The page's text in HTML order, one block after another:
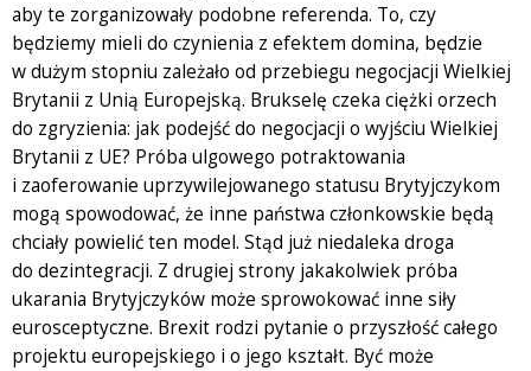
aby te zorganizowały podobne referenda. To, czy
będziemy mieli do czynienia z efektem domina, będzie
w dużym stopniu zależało od przebiegu negocjacji Wielkiej
Brytanii z Unią Europejską. Brukselę czeka ciężki orzech
do zgryzienia: jak podejść do negocjacji o wyjściu Wielkiej
Brytanii z UE? Próba ulgowego potraktowania
i zaoferowanie uprzywilejowanego statusu Brytyjczykom
mogą spowodować, że inne państwa członkowskie będą
chciały powielić ten model. Stąd już niedaleka droga
do dezintegracji. Z drugiej strony jakakolwiek próba
ukarania Brytyjczyków może sprowokować inne siły
eurosceptyczne. Brexit rodzi pytanie o przyszłość całego
projektu europejskiego i o jego kształt. Być może